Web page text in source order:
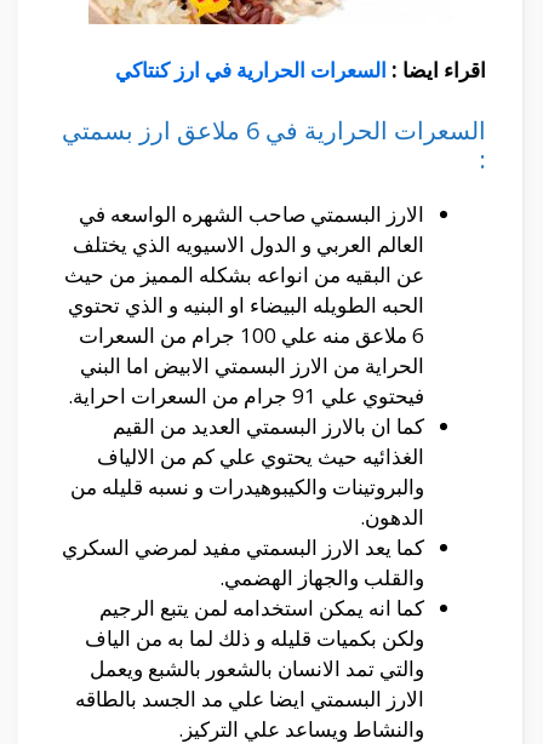
اقراء ايضا : السعرات الحرارية في ارز كنتاكي
السعرات الحرارية في 6 ملاعق ارز بسمتي
:
الارز البسمتي صاحب الشهره الواسعه في
العالم العربي و الدول الاسيويه الذي يختلف
عن البقيه من انواعه بشكله المميز من حيث
الحبه الطويله البيضاء او البنيه و الذي تحتوي
6 ملاعق منه علي 100 جرام من السعرات
الحراية من الارز البسمتي الابيض اما البني
فيحتوي علي 91 جرام من السعرات احراية.
كما ان بالارز البسمتي العديد من القيم
الغذائيه حيث يحتوي علي كم من الالياف
والبروتينات والكيبوهيدرات و نسبه قليله من
الدهون.
كما يعد الارز البسمتي مفيد لمرضي السكري
والقلب والجهاز الهضمي.
كما انه يمكن استخدامه لمن يتبع الرجيم
ولكن بكميات قليله و ذلك لما به من الياف
والتي تمد الانسان بالشعور بالشبع ويعمل
الارز البسمتي ايضا علي مد الجسد بالطاقه
والنشاط ويساعد علي التركيز.